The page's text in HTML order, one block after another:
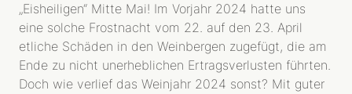
„Eisheiligen“ Mitte Mai! Im Vorjahr 2024 hatte uns
eine solche Frostnacht vom 22. auf den 23. April
etliche Schäden in den Weinbergen zugefügt, die am
Ende zu nicht unerheblichen Ertragsverlusten führten.
Doch wie verlief das Weinjahr 2024 sonst? Mit guter